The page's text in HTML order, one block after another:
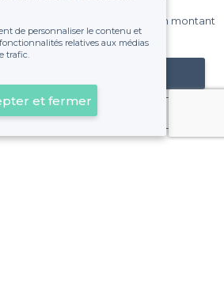
engagement, vous payez un montant
de voir déraper la facture.
mon établissement
Déjà client
de personnaliser le contenu et
relatives aux médias
trafic.
et fermer